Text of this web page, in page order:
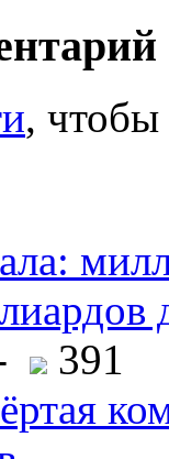
, чтобы
391